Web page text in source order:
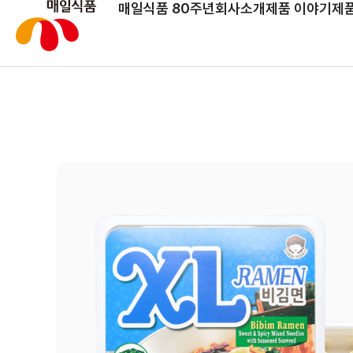
매일식품 80주년회사소개제품 이야기제